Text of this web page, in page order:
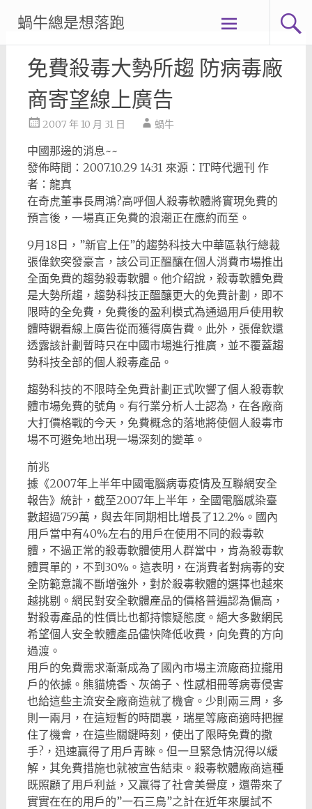
content
蝸牛總是想落跑
免費殺毒大勢所趨 防病毒廠
商寄望線上廣告
2007 年 10 月 31 日 蝸牛
中國那邊的消息~~
發佈時間：2007.10.29 14:31 來源：IT時代週刊 作
者：龍真
在奇虎董事長周鴻?高呼個人殺毒軟體將實現免費的
預言後，一場真正免費的浪潮正在應約而至。
9月18日，”新官上任”的趨勢科技大中華區執行總裁
張偉欽突發豪言，該公司正醞釀在個人消費市場推出
全面免費的趨勢殺毒軟體。他介紹說，殺毒軟體免費
是大勢所趨，趨勢科技正醞釀更大的免費計劃，即不
限時的全免費，免費後的盈利模式為通過用戶使用軟
體時觀看線上廣告從而獲得廣告費。此外，張偉欽還
透露該計劃暫時只在中國市場進行推廣，並不覆蓋趨
勢科技全部的個人殺毒產品。
趨勢科技的不限時全免費計劃正式吹響了個人殺毒軟
體市場免費的號角。有行業分析人士認為，在各廠商
大打價格戰的今天，免費概念的落地將使個人殺毒市
場不可避免地出現一場深刻的變革。
前兆
據《2007年上半年中國電腦病毒疫情及互聯網安全
報告》統計，截至2007年上半年，全國電腦感染臺
數超過759萬，與去年同期相比增長了12.2%。國內
用戶當中有40%左右的用戶在使用不同的殺毒軟
體，不過正常的殺毒軟體使用人群當中，肯為殺毒軟
體買單的，不到30%。這表明，在消費者對病毒的安
全防範意識不斷增強外，對於殺毒軟體的選擇也越來
越挑剔。網民對安全軟體產品的價格普遍認為偏高，
對殺毒產品的性價比也都持懷疑態度。絕大多數網民
希望個人安全軟體產品儘快降低收費，向免費的方向
過渡。
用戶的免費需求漸漸成為了國內市場主流廠商拉攏用
戶的依據。熊貓燒香、灰鴿子、性感相冊等病毒侵害
也給這些主流安全廠商造就了機會。少則兩三周，多
則一兩月，在這短暫的時間裏，瑞星等廠商適時把握
住了機會，在這些關鍵時刻，使出了限時免費的撒
手?，迅速贏得了用戶青睞。但一旦緊急情況得以緩
解，其免費措施也就被宣告結束。殺毒軟體廠商這種
既照顧了用戶利益，又贏得了社會美譽度，還帶來了
實實在在的用戶的”一石三鳥”之計在近年來屢試不